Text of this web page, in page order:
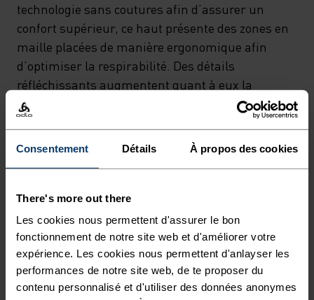
Consentement Détails À propos des cookies
There's more out there
Les cookies nous permettent d'assurer le bon
fonctionnement de notre site web et d'améliorer votre
expérience. Les cookies nous permettent d'anlayser les
performances de notre site web, de te proposer du
contenu personnalisé et d'utiliser des données anonymes
technologie sans coutures afin d’assurer un
confort supérieur, ce haut présente des zones en
maille placées de manière ergonomique afin
d’optimiser la respirabilité. Des détails
réfléchissants augmentent quant à eux la
visibilité lorsque la luminosité diminue. Le
compagnon d’entrainement idéal pour les
chaudes journées d’été.
RAPIDE COMME L'ÉCLAIR,
LÉGER COMME L'AIR
Vêtements de running techniques à séchage